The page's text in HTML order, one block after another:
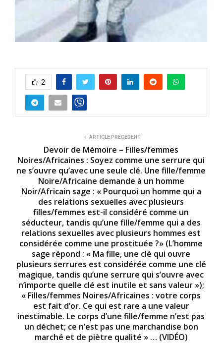
2
ARTICLE PRÉCÉDENT
Devoir de Mémoire – Filles/femmes
Noires/Africaines : Soyez comme une serrure qui
ne s’ouvre qu’avec une seule clé. Une fille/femme
Noire/Africaine demande à un homme
Noir/Africain sage : « Pourquoi un homme qui a
des relations sexuelles avec plusieurs
filles/femmes est-il considéré comme un
séducteur, tandis qu’une fille/femme qui a des
relations sexuelles avec plusieurs hommes est
considérée comme une prostituée ?» (L’homme
sage répond : « Ma fille, une clé qui ouvre
plusieurs serrures est considérée comme une clé
magique, tandis qu’une serrure qui s’ouvre avec
n’importe quelle clé est inutile et sans valeur »);
« Filles/femmes Noires/Africaines : votre corps
est fait d’or. Ce qui est rare a une valeur
inestimable. Le corps d’une fille/femme n’est pas
un déchet; ce n’est pas une marchandise bon
marché et de piètre qualité » … (VIDÉO)